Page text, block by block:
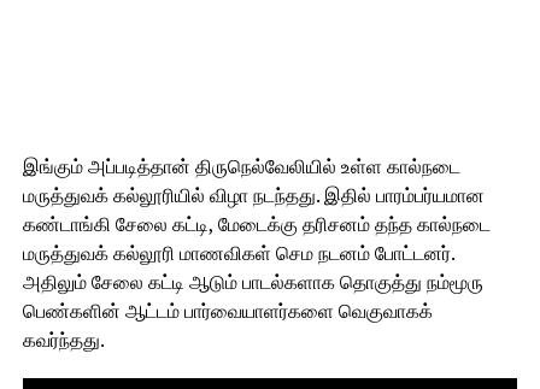
இங்கும் அப்படித்தான் திருநெல்வேலியில் உள்ள கால்நடை
மருத்துவக் கல்லூரியில் விழா நடந்தது. இதில் பாரம்பர்யமான
கண்டாங்கி சேலை கட்டி, மேடைக்கு தரிசனம் தந்த கால்நடை
மருத்துவக் கல்லூரி மாணவிகள் செம நடனம் போட்டனர்.
அதிலும் சேலை கட்டி ஆடும் பாடல்களாக தொகுத்து நம்மூரு
பெண்களின் ஆட்டம் பார்வையாளர்களை வெகுவாகக்
கவர்ந்தது.